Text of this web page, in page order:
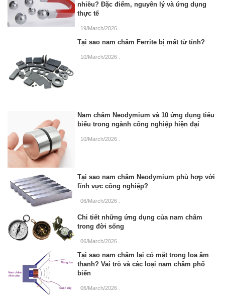
nhiều? Đặc điểm, nguyên lý và ứng dụng
thực tế
19/March/2026 .
Tại sao nam châm Ferrite bị mất từ tính?
10/March/2026 .
Nam châm Neodymium và 10 ứng dụng tiêu
biểu trong ngành công nghiệp hiện đại
10/March/2026
Tại sao nam châm Neodymium phù hợp với
lĩnh vực công nghiệp?
06/March/2026
Chi tiết những ứng dụng của nam châm
trong đời sống
06/March/2026
Tại sao nam châm lại có mặt trong loa âm
thanh? Vai trò và các loại nam châm phổ
biến
06/March/2026